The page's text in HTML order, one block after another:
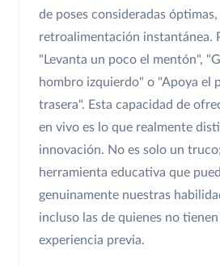
de poses consideradas
retroalimentación instantánea.
"Levanta un poco el mentón",
hombro izquierdo" o "Apoya el
trasera". Esta capacidad de
en vivo es lo que realmente
innovación. No es solo un
herramienta educativa que
genuinamente nuestras
incluso las de quienes no
experiencia previa.